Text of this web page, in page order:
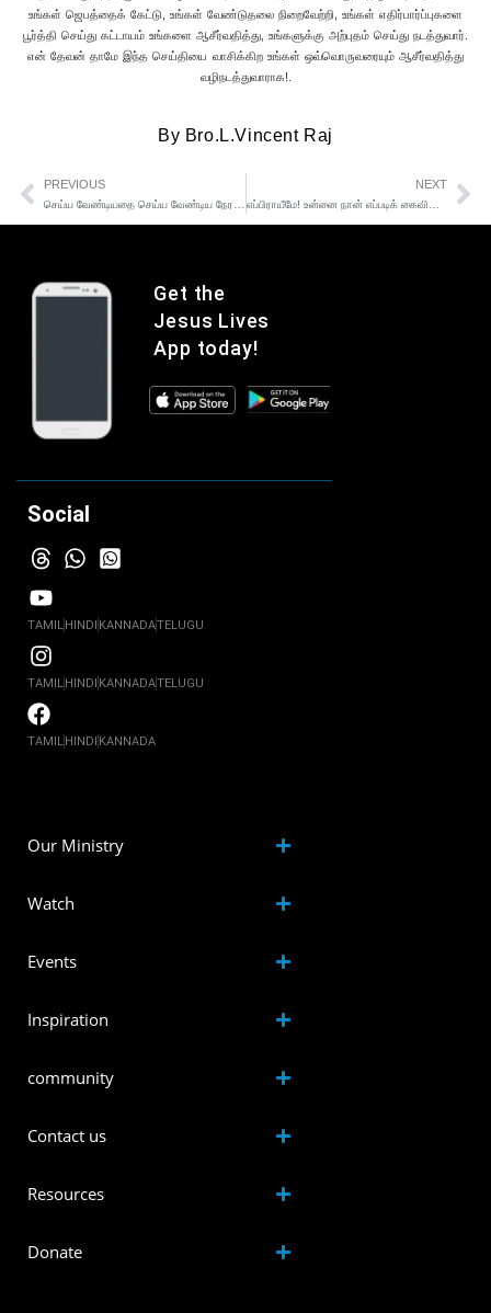
By Bro.L.Vincent Raj
PREVIOUS
செய்ய வேண்டியதை செய்ய வேண்டிய நேரத்தில் செய்
NEXT
எப்பிராயீமே! உன்னை நான் எப்படிக் கைவிடுவேன்
Get the
Jesus Lives
App today!
Social
TAMILHINDI KANNADATELUGU
TAMILHINDI KANNADATELUGU
TAMILHINDI KANNADA
Our Ministry
Watch
Events
Inspiration
community
Contact us
Resources
Donate